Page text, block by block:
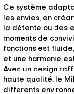
Ce système
les envies, en
la détente ou des
moments de
fonctions est
et une harmonie
Avec un design
haute qualité, le
différents